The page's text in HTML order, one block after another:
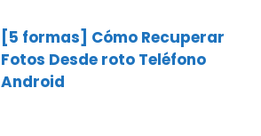
[5 formas] Cómo Recuperar
Fotos Desde roto Teléfono
Android